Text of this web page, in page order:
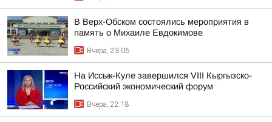
В Верх-Обском состоялись мероприятия в
память о Михаиле Евдокимове
Вчера, 23:06
На Иссык-Куле завершился VIII Кыргызско-
Российский экономический форум
Вчера, 22:18